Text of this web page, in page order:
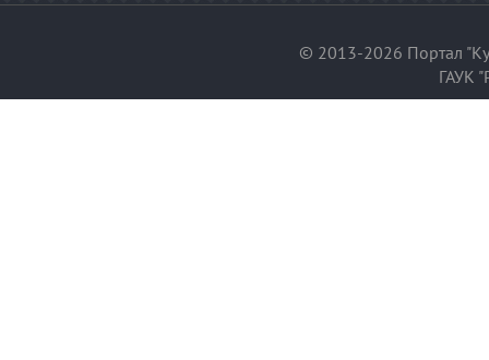
© 2013-2026 Портал
ГАУК